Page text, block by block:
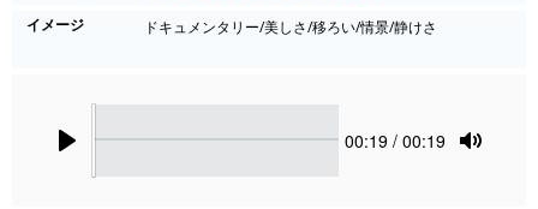
イメージ
ドキュメンタリー/美しさ/移ろい/情景/静けさ
Current
00:19 / 00:19